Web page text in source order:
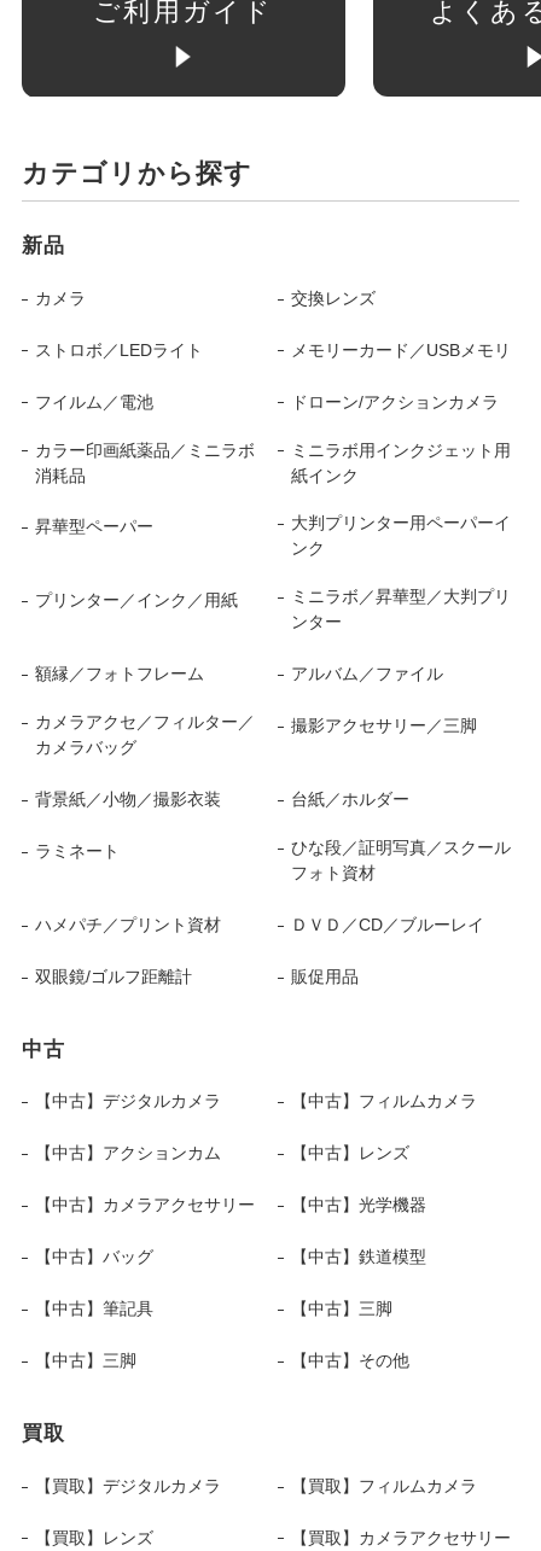
ご利用ガイド よくあ
カテゴリから探す
新品
カメラ 交換レンズ
ストロボ／LEDライト メモリーカード／USBメモリ
フイルム／電池 ドローン/アクションカメラ
カラー印画紙薬品／ミニラボ
消耗品
ミニラボ用インクジェット用
紙インク
昇華型ペーパー
大判プリンター用ペーパーイ
ンク
プリンター／インク／用紙
ミニラボ／昇華型／大判プリ
ンター
額縁／フォトフレーム アルバム／ファイル
カメラアクセ／フィルター／
カメラバッグ
撮影アクセサリー／三脚
背景紙／小物／撮影衣装 台紙／ホルダー
ラミネート
ひな段／証明写真／スクール
フォト資材
ハメパチ／プリント資材 ＤＶＤ／CD／ブルーレイ
双眼鏡/ゴルフ距離計 販促用品
中古
【中古】デジタルカメラ 【中古】フィルムカメラ
【中古】アクションカム 【中古】レンズ
【中古】カメラアクセサリー 【中古】光学機器
【中古】バッグ 【中古】鉄道模型
【中古】筆記具 【中古】三脚
【中古】三脚 【中古】その他
買取
【買取】デジタルカメラ 【買取】フィルムカメラ
【買取】レンズ 【買取】カメラアクセサリー